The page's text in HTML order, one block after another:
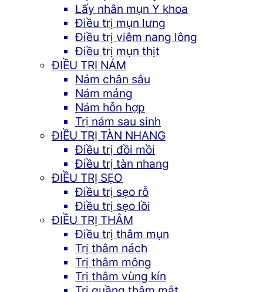
Lấy nhân mụn Y khoa
Điều trị mụn lưng
Điều trị viêm nang lông
Điều trị mụn thịt
ĐIỀU TRỊ NÁM
Nám chân sâu
Nám mảng
Nám hỗn hợp
Trị nám sau sinh
ĐIỀU TRỊ TÀN NHANG
Điều trị đồi mồi
Điều trị tàn nhang
ĐIỀU TRỊ SẸO
Điều trị sẹo rỗ
Điều trị sẹo lồi
ĐIỀU TRỊ THÂM
Điều trị thâm mụn
Trị thâm nách
Trị thâm mông
Trị thâm vùng kín